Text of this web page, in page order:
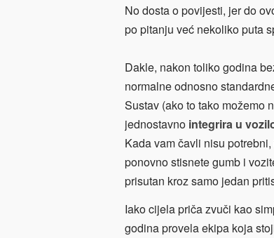
No dosta o povijesti, jer do
po pitanju već nekoliko puta
Dakle, nakon toliko godina
normalne odnosno
Sustav (ako to tako možemo
jednostavno integrira u
Kada vam čavli nisu
ponovno stisnete gumb i
prisutan kroz samo jedan
Iako cijela priča zvuči kao
godina provela ekipa koja